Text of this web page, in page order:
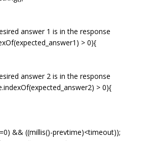
answer 1 is in the response
> 0){
answer 2 is in the response
> 0){
&& ((millis()-prevtime)<timeout));